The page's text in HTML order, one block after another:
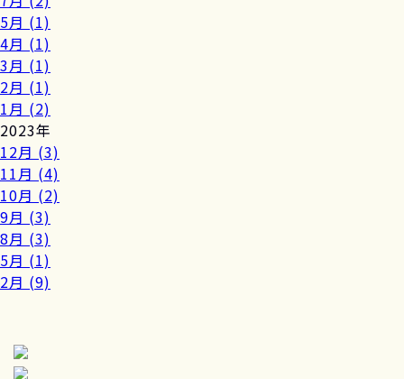
5月 (1)
4月 (1)
3月 (1)
2月 (1)
1月 (2)
2023年
12月 (3)
11月 (4)
10月 (2)
9月 (3)
8月 (3)
5月 (1)
2月 (9)